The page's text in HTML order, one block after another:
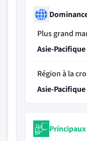
Plus grand
Asie-Pacifique
Région à la
Asie-Pacifique